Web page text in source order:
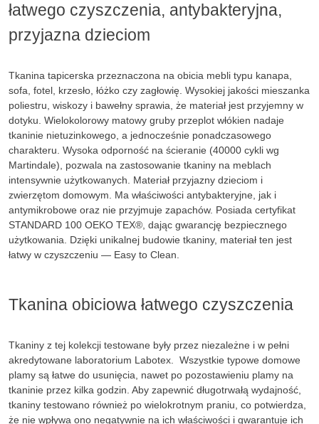
łatwego czyszczenia, antybakteryjna,
przyjazna dzieciom
Tkanina tapicerska przeznaczona na obicia mebli typu kanapa,
sofa, fotel, krzesło, łóżko czy zagłowię. Wysokiej jakości mieszanka
poliestru, wiskozy i bawełny sprawia, że materiał jest przyjemny w
dotyku. Wielokolorowy matowy gruby przeplot włókien nadaje
tkaninie nietuzinkowego, a jednocześnie ponadczasowego
charakteru. Wysoka odporność na ścieranie (40000 cykli wg
Martindale), pozwala na zastosowanie tkaniny na meblach
intensywnie użytkowanych. Materiał przyjazny dzieciom i
zwierzętom domowym. Ma właściwości antybakteryjne, jak i
antymikrobowe oraz nie przyjmuje zapachów. Posiada certyfikat
STANDARD 100 OEKO TEX®, dając gwarancję bezpiecznego
użytkowania. Dzięki unikalnej budowie tkaniny, materiał ten jest
łatwy w czyszczeniu — Easy to Clean.
Tkanina obiciowa łatwego czyszczenia
Tkaniny z tej kolekcji testowane były przez niezależne i w pełni
akredytowane laboratorium Labotex. Wszystkie typowe domowe
plamy są łatwe do usunięcia, nawet po pozostawieniu plamy na
tkaninie przez kilka godzin. Aby zapewnić długotrwałą wydajność,
tkaniny testowano również po wielokrotnym praniu, co potwierdza,
że nie wpływa ono negatywnie na ich właściwości i gwarantuje ich